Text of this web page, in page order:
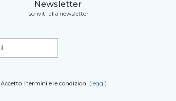
Newsletter
Iscriviti alla newsletter
Accetto i termini e le condizioni (leggi)